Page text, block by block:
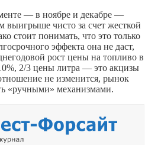
— в ноябре и декабре —
выигрыше чисто за счет жесткой
стоит понимать, что это только
эффекта она не даст,
рост цены на топливо в
2/3 цены литра — это акцизы
не изменится, рынок
«ручными» механизмами.